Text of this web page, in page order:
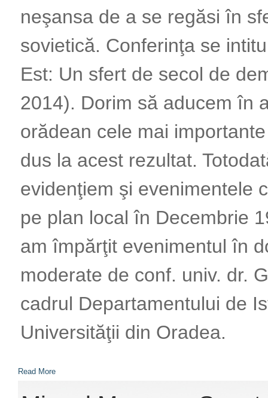
neşansa de a se regăsi în
sovietică. Conferinţa se
Est: Un sfert de secol de
2014). Dorim să aducem în
orădean cele mai
dus la acest rezultat.
evidenţiem şi evenimentele
pe plan local în Decembrie
am împărţit evenimentul în
moderate de conf. univ. dr.
cadrul Departamentului de
Universităţii din Oradea.
Read More